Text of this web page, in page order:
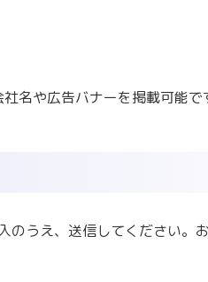
名や広告バナーを掲載可能で
のうえ、送信してください。